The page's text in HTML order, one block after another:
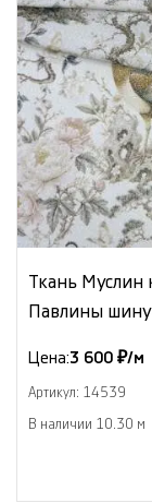
Ткань Муслин
Павлины
Цена:3 600 ₽/м
Артикул: 14539
В наличии 10.30 м